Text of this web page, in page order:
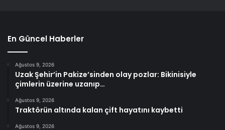
En Güncel Haberler
Ağustos 9, 2026
Uzak Şehir’in Pakize’sinden olay pozlar: Bikinisiyle
çimlerin üzerine uzanıp…
Ağustos 9, 2026
Traktörün altında kalan çift hayatını kaybetti
Ağustos 9, 2026